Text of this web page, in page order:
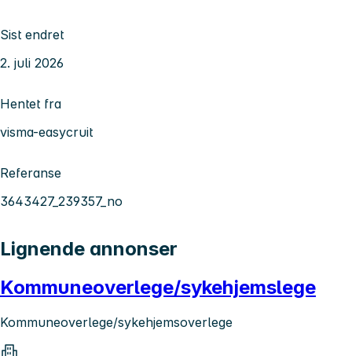
Sist endret
2. juli 2026
Hentet fra
visma-easycruit
Referanse
3643427_239357_no
Lignende annonser
Kommuneoverlege/sykehjemslege
Kommuneoverlege/sykehjemsoverlege